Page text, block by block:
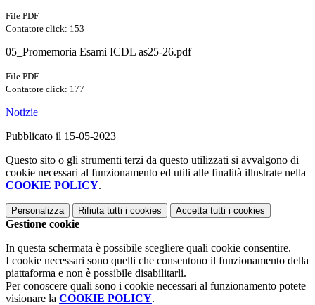
File PDF
Contatore click: 153
05_Promemoria Esami ICDL as25-26.pdf
File PDF
Contatore click: 177
Notizie
Pubblicato il 15-05-2023
Questo sito o gli strumenti terzi da questo utilizzati si avvalgono di
cookie necessari al funzionamento ed utili alle finalità illustrate nella
COOKIE POLICY.
Personalizza Rifiuta tutti i cookies Accetta tutti i cookies
Gestione cookie
In questa schermata è possibile scegliere quali cookie consentire.
I cookie necessari sono quelli che consentono il funzionamento della
piattaforma e non è possibile disabilitarli.
Per conoscere quali sono i cookie necessari al funzionamento potete
visionare la COOKIE POLICY.